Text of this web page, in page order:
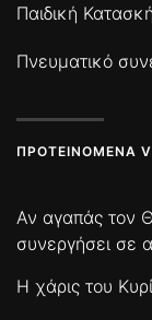
Παιδική
Πνευματικό
ΠΡΟΤΕΙΝΌΜΕΝΑ
Αν αγαπάς τον
συνεργήσει σε
Η χάρις του